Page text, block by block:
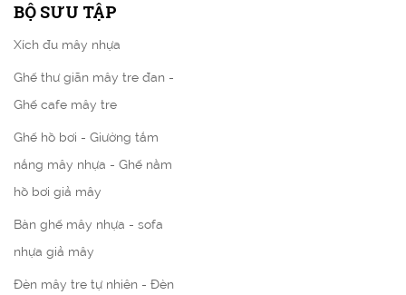
BỘ SƯU TẬP
Xích đu mây nhựa
Ghế thư giãn mây tre đan -
Ghế cafe mây tre
Ghế hồ bơi - Giường tắm
nắng mây nhựa - Ghế nằm
hồ bơi giả mây
Bàn ghế mây nhựa - sofa
nhựa giả mây
Đèn mây tre tự nhiên - Đèn